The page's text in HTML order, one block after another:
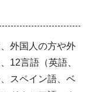
外国人の方や外
12言語（英語、
スペイン語、ベ